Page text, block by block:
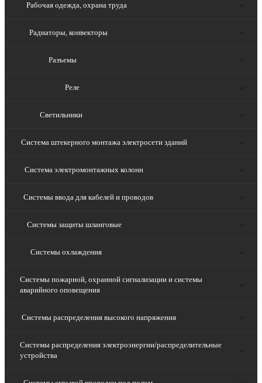
Рабочая одежда, охрана труда
Радиаторы, конвекторы
Разъемы
Реле
Светильники
Система штекерного монтажа электросети зданий
Система электромонтажных колонн
Системы ввода для кабелей и проводов
Системы защиты шланговые
Системы охлаждения
Системы пожарной, охранной сигнализации и системы
аварийного оповещения
Системы распределения высокого напряжения
Системы распределения электроэнергии/распределительные
устройства